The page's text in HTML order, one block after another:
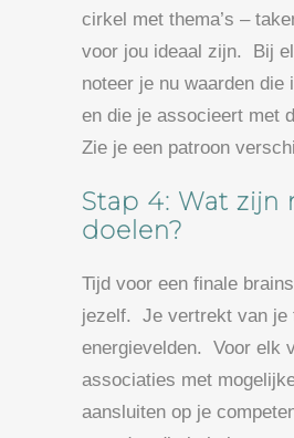
cirkel met thema’s –
voor jou ideaal zijn. Bij
noteer je nu waarden die
en die je associeert met
Zie je een patroon
Stap 4: Wat zijn
doelen?
Tijd voor een finale
jezelf. Je vertrekt van je
energievelden. Voor elk
associaties met
aansluiten op je